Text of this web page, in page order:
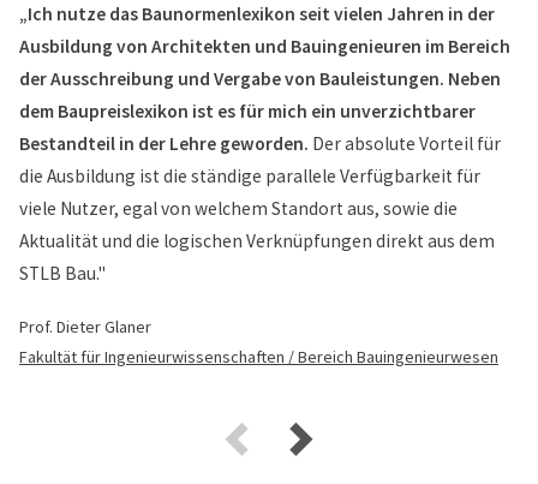
„Ich nutze das Baunormenlexikon seit vielen Jahren in der
Ausbildung von Architekten und Bauingenieuren im Bereich
der Ausschreibung und Vergabe von Bauleistungen. Neben
dem Baupreislexikon ist es für mich ein unverzichtbarer
Bestandteil in der Lehre geworden. Der absolute Vorteil für
die Ausbildung ist die ständige parallele Verfügbarkeit für
viele Nutzer, egal von welchem Standort aus, sowie die
Aktualität und die logischen Verknüpfungen direkt aus dem
STLB Bau."
Prof. Dieter Glaner
Fakultät für Ingenieurwissenschaften / Bereich Bauingenieurwesen